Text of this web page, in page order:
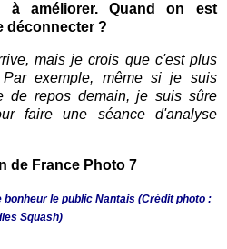
à améliorer. Quand on est
déconnecter ?
mais je crois que c'est plus
exemple, même si je suis
de repos demain, je suis sûre
faire une séance d'analyse
le public Nantais (Crédit photo :
Squash)